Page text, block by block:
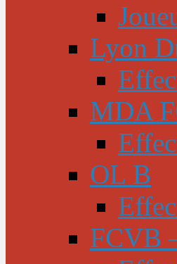
Lyon
MDA
OL B
FCVB